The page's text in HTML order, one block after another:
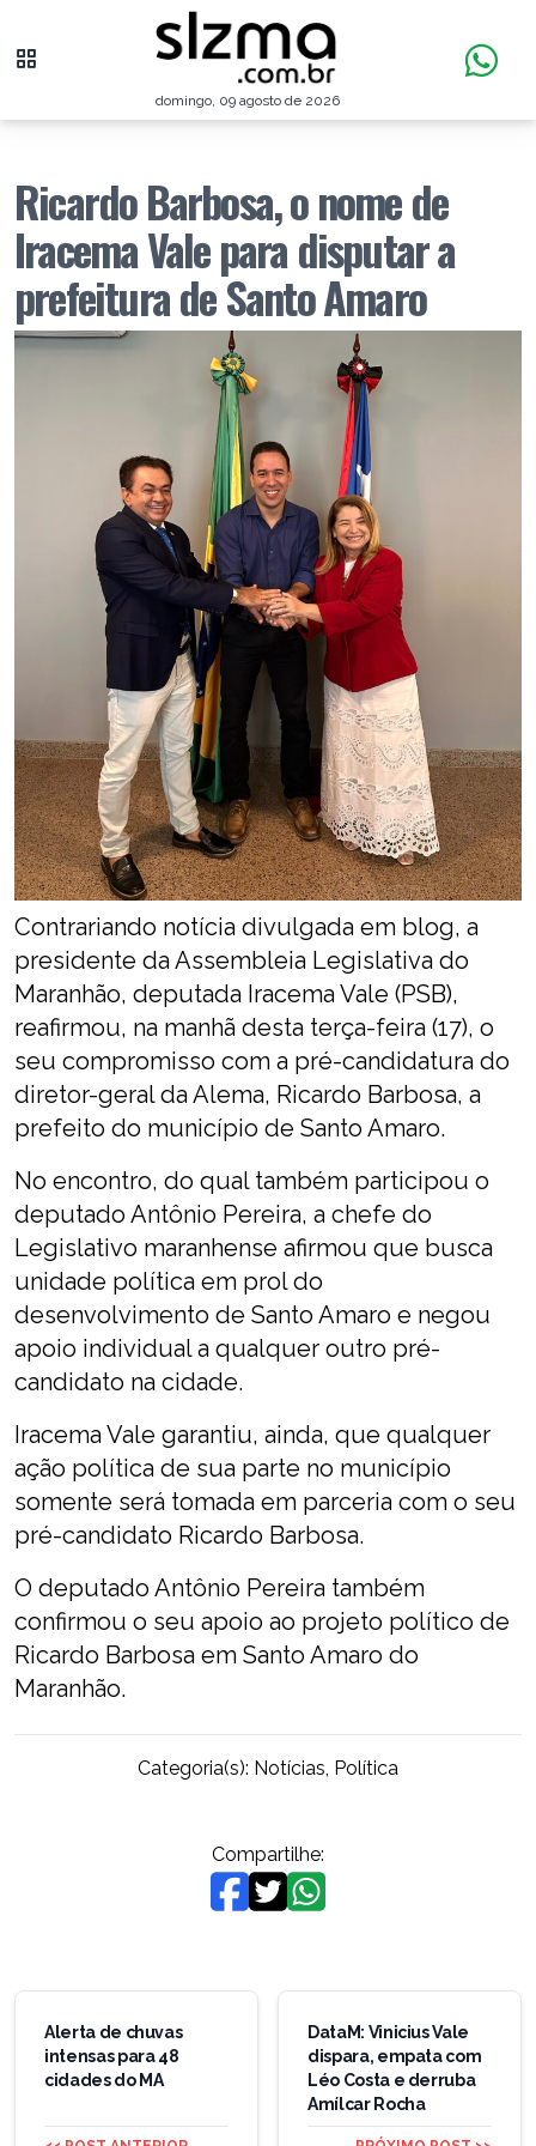
domingo, 09 agosto de 2026
Ricardo Barbosa, o nome de
Iracema Vale para disputar a
prefeitura de Santo Amaro
Contrariando notícia divulgada em blog, a
presidente da Assembleia Legislativa do
Maranhão, deputada Iracema Vale (PSB),
reafirmou, na manhã desta terça-feira (17), o
seu compromisso com a pré-candidatura do
diretor-geral da Alema, Ricardo Barbosa, a
prefeito do município de Santo Amaro.
No encontro, do qual também participou o
deputado Antônio Pereira, a chefe do
Legislativo maranhense afirmou que busca
unidade política em prol do
desenvolvimento de Santo Amaro e negou
apoio individual a qualquer outro pré-
candidato na cidade.
Iracema Vale garantiu, ainda, que qualquer
ação política de sua parte no município
somente será tomada em parceria com o seu
pré-candidato Ricardo Barbosa.
O deputado Antônio Pereira também
confirmou o seu apoio ao projeto político de
Ricardo Barbosa em Santo Amaro do
Maranhão.
Categoria(s): Notícias, Política
Compartilhe:
Navegação
Post
Alerta de chuvas
intensas para 48
cidades do MA
DataM: Vinicius Vale
dispara, empata com
Léo Costa e derruba
Amílcar Rocha